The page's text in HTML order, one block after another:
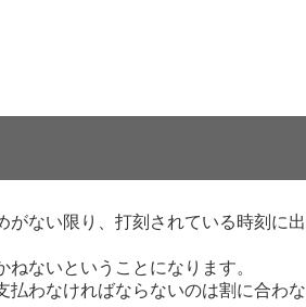
ない限り、打刻されている時刻に出
ないということになります。
払わなければならないのは割に合わな